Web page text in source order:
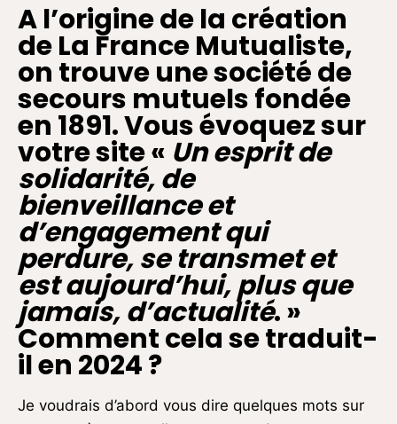
A l’origine de la création
de La France Mutualiste,
on trouve une société de
secours mutuels fondée
en 1891. Vous évoquez sur
votre site « Un esprit de
solidarité, de
bienveillance et
d’engagement qui
perdure, se transmet et
est aujourd’hui, plus que
jamais, d’actualité. »
Comment cela se traduit-
il en 2024 ?
Je voudrais d’abord vous dire quelques mots sur